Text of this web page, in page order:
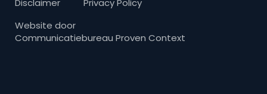
Disclaimer
Privacy Policy
Website door
Communicatiebureau Proven Context